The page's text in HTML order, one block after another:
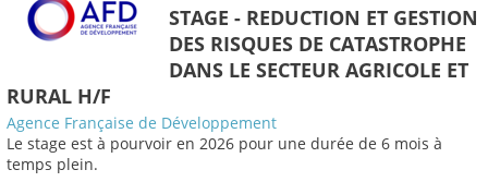
STAGE - REDUCTION ET GESTION
DES RISQUES DE CATASTROPHE
DANS LE SECTEUR AGRICOLE ET
RURAL H/F
Agence Française de Développement
Le stage est à pourvoir en 2026 pour une durée de 6 mois à
temps plein.